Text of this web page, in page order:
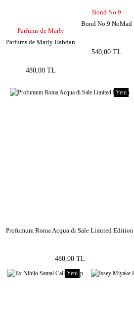
Parfums de Marly
Parfums de Marly Habdan
480,00 TL
Bond No.9
Bond No.9 NoMad
540,00 TL
Yeni
Profumum Roma Acqua di Sale Limited Edition
480,00 TL
Yeni